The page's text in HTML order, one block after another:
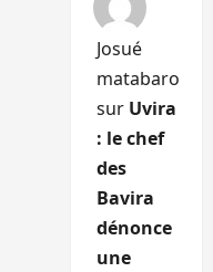
Josué
matabaro
sur Uvira
: le chef
des
Bavira
dénonce
une